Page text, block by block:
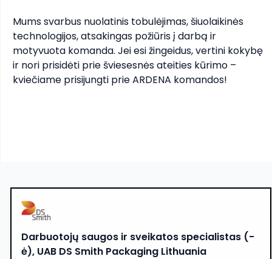
Mums svarbus nuolatinis tobulėjimas, šiuolaikinės
technologijos, atsakingas požiūris į darbą ir
motyvuota komanda. Jei esi žingeidus, vertini kokybę
ir nori prisidėti prie šviesesnės ateities kūrimo –
kviečiame prisijungti prie ARDENA komandos!
Darbuotojų saugos ir sveikatos specialistas (-
ė), UAB DS Smith Packaging Lithuania